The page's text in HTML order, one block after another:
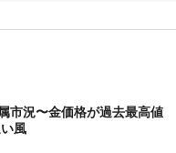
市況〜金価格が過去最高値
風